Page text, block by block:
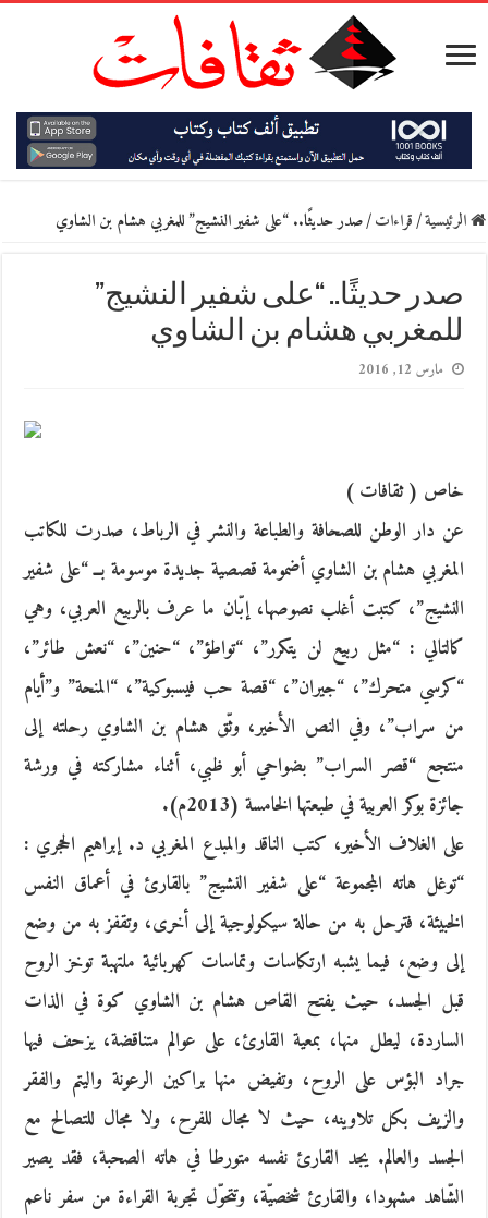
الرئيسية/قراءات/صدر حديثًا.. “على شفير النشيج” للمغربي هشام بن الشاوي
صدر حديثًا.. “على شفير النشيج”
للمغربي هشام بن الشاوي
مارس 12, 2016
خاص ( ثقافات )
عن دار الوطن للصحافة والطباعة والنشر في الرباط، صدرت للكاتب
المغربي هشام بن الشاوي أضمومة قصصية جديدة موسومة بــ “على شفير
النشيج”، كتبت أغلب نصوصها، إبّان ما عرف بالربيع العربي، وهي
كالتالي : “مثل ربيع لن يتكرر”، “تواطؤ”، “حنين”، “نعش طائر”،
“كرسي متحرك”، “جيران”، “قصة حب فيسبوكية”، “المنحة” و”أيام
من سراب”، وفي النص الأخير، وثّق هشام بن الشاوي رحلته إلى
منتجع “قصر السراب” بضواحي أبو ظبي، أثناء مشاركته في ورشة
جائزة بوكر العربية في طبعتها الخامسة (2013م).
على الغلاف الأخير، كتب الناقد والمبدع المغربي د. إبراهيم الحجري :
“توغل هاته المجموعة “على شفير النشيج” بالقارئ في أعماق النفس
الخبيئة، فترحل به من حالة سيكولوجية إلى أخرى، وتقفز به من وضع
إلى وضع، فيما يشبه ارتكاسات وتماسات كهربائية ملتهبة توخز الروح
قبل الجسد، حيث يفتح القاص هشام بن الشاوي كوة في الذات
الساردة، ليطل منها، بمعية القارئ، على عوالم متناقضة، يزحف فيها
جراد البؤس على الروح، وتفيض منها براكين الرعونة واليتم والفقر
والزيف بكل تلاوينه، حيث لا مجال للفرح، ولا مجال للتصالح مع
الجسد والعالم. يجد القارئ نفسه متورطا في هاته الصحبة، فقد يصير
الشّاهد مشهودا، والقارئ شخصيّة، وتتحوّل تجربة القراءة من سفر ناعم